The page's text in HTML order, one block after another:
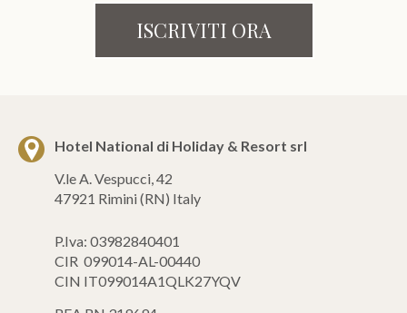
ISCRIVITI ORA
Hotel National di Holiday & Resort srl
V.le A. Vespucci, 42
47921 Rimini (RN) Italy
P.Iva: 03982840401
CIR 099014-AL-00440
CIN IT099014A1QLK27YQV